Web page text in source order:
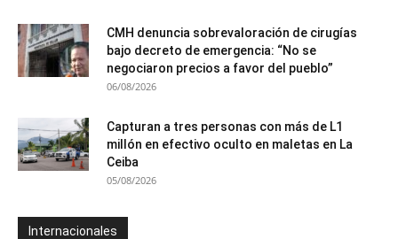
CMH denuncia sobrevaloración de cirugías
bajo decreto de emergencia: “No se
negociaron precios a favor del pueblo”
06/08/2026
Capturan a tres personas con más de L1
millón en efectivo oculto en maletas en La
Ceiba
05/08/2026
Internacionales